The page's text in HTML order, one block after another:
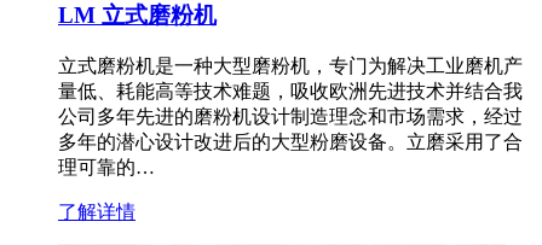
LM 立式磨粉机
立式磨粉机是一种大型磨粉机，专门为解决工业磨机产
量低、耗能高等技术难题，吸收欧洲先进技术并结合我
公司多年先进的磨粉机设计制造理念和市场需求，经过
多年的潜心设计改进后的大型粉磨设备。立磨采用了合
理可靠的…
了解详情